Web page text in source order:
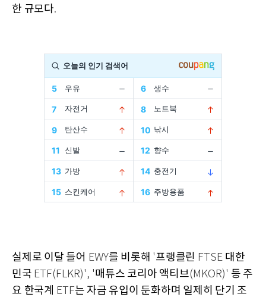
한 규모다.
실제로 이달 들어 EWY를 비롯해 '프랭클린 FTSE 대한
민국 ETF(FLKR)', '매튜스 코리아 액티브(MKOR)' 등 주
요 한국계 ETF는 자금 유입이 둔화하며 일제히 단기 조